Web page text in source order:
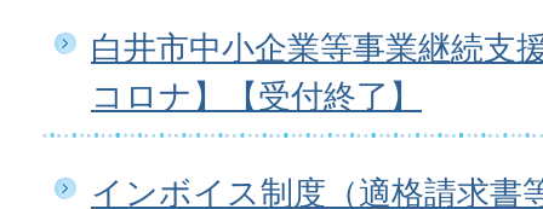
白井市中小企業等事業継続支
コロナ】【受付終了】
インボイス制度（適格請求書